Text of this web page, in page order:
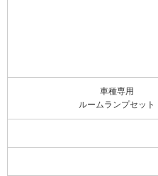
車種専用
ルームランプセット